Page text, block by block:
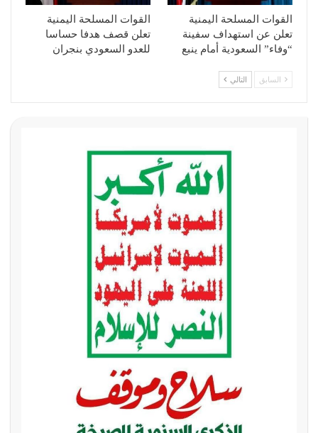
القوات المسلحة اليمنية
تعلن عن استهداف سفينة
“وفاء” السعودية أمام ينبع
القوات المسلحة اليمنية
تعلن قصف هدفا حساسا
للعدو السعودي بنجران
السابق التالي